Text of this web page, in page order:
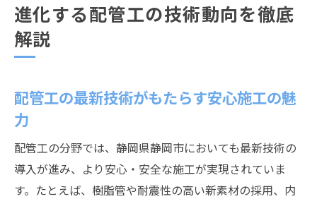
信頼の配管工選びに役立つ最新知識
口コミと協同組合情報で配管工を比較する
ント
配管工選びで後悔しないための基礎知識
静岡県静岡市で注目される配管工の実力
進化する配管工の技術動向を徹底
解説
配管工の最新技術がもたらす安心施工の魅
力
配管工の分野では、静岡県静岡市においても最新技術の
導入が進み、より安心・安全な施工が実現されていま
す。たとえば、樹脂管や耐震性の高い新素材の採用、内